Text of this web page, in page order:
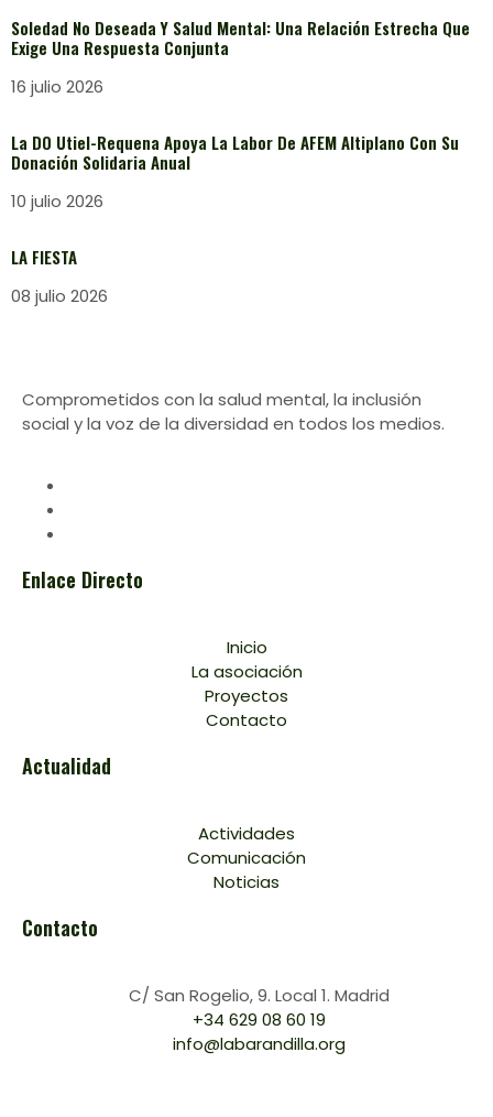
Soledad No Deseada Y Salud Mental: Una Relación Estrecha Que
Exige Una Respuesta Conjunta
16 julio 2026
La DO Utiel-Requena Apoya La Labor De AFEM Altiplano Con Su
Donación Solidaria Anual
10 julio 2026
LA FIESTA
08 julio 2026
Comprometidos con la salud mental, la inclusión
social y la voz de la diversidad en todos los medios.
Enlace Directo
Inicio
La asociación
Proyectos
Contacto
Actualidad
Actividades
Comunicación
Noticias
Contacto
C/ San Rogelio, 9. Local 1. Madrid
+34 629 08 60 19
info@labarandilla.org